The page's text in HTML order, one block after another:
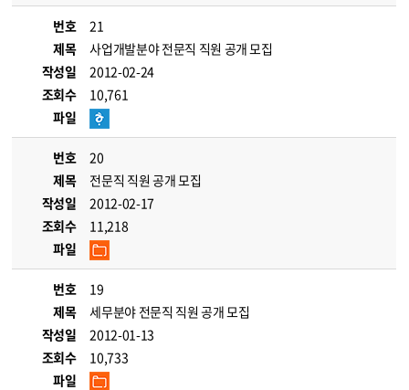
번호
21
제목
사업개발분야 전문직 직원 공개 모집
작성일
2012-02-24
조회수
10,761
파일
번호
20
제목
전문직 직원 공개 모집
작성일
2012-02-17
조회수
11,218
파일
번호
19
제목
세무분야 전문직 직원 공개 모집
작성일
2012-01-13
조회수
10,733
파일